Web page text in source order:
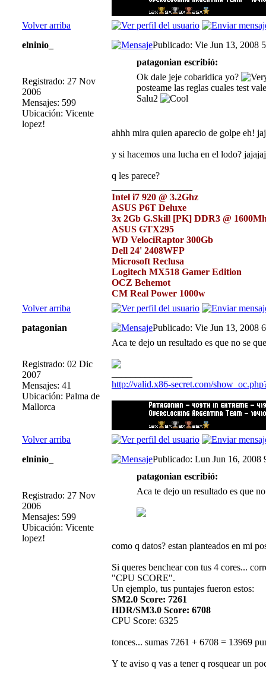
Volver arriba
elninio_
Publicado: Vie Jun 13, 2008
Registrado: 27 Nov
2006
Mensajes: 599
Ubicación: Vicente
lopez!
patagonian escribió:
Ok dale jeje cobaridica yo?
posteame las reglas cuales test
Salu2
ahhh mira quien aparecio de golpe eh!
y si hacemos una lucha en el lodo?
q les parece?
Intel i7 920 @ 3.2Ghz
ASUS P6T Deluxe
3x 2Gb G.Skill [PK] DDR3 @
ASUS GTX295
WD VelociRaptor 300Gb
Dell 24' 2408WFP
Microsoft Reclusa
Logitech MX518 Gamer Edition
OCZ Behemot
CM Real Power 1000w
Volver arriba
patagonian
Publicado: Vie Jun 13, 2008
Registrado: 02 Dic
2007
Mensajes: 41
Ubicación: Palma de
Mallorca
Aca te dejo un resultado es que no se
http://valid.x86-secret.com/
Volver arriba
elninio_
Publicado: Lun Jun 16, 2008
Registrado: 27 Nov
2006
Mensajes: 599
Ubicación: Vicente
lopez!
patagonian escribió:
Aca te dejo un resultado es que
como q datos? estan planteados en mi
Si queres benchear con tus 4 cores...
"CPU SCORE".
Un ejemplo, tus puntajes fueron estos:
SM2.0 Score: 7261
HDR/SM3.0 Score: 6708
CPU Score: 6325
tonces... sumas 7261 + 6708 = 13969
Y te aviso q vas a tener q rosquear un